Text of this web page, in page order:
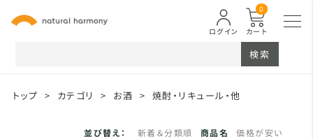
カート
0
ログイン
検索
トップ > カテゴリ > お酒 > 焼酎・リキュール・他
並び替え： 新着＆分類順 商品名 価格が安い